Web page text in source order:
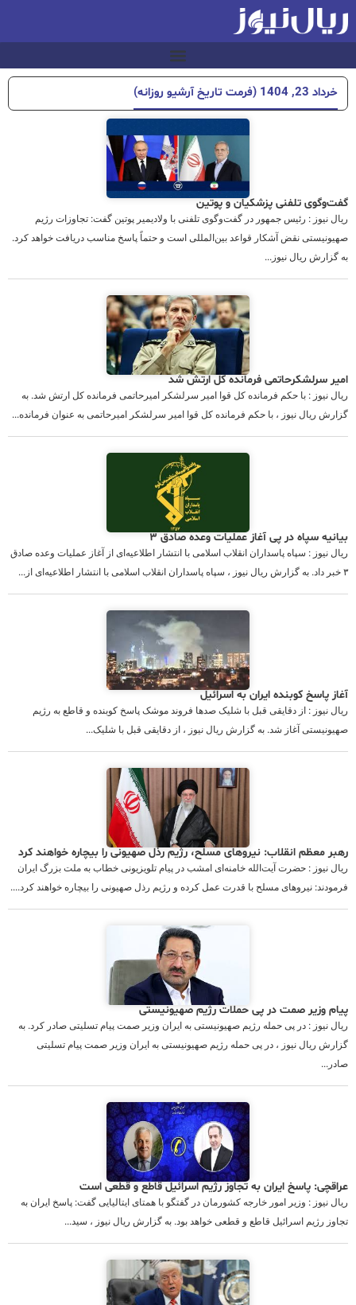
خرداد 23, 1404 (فرمت تاریخ آرشیو روزانه)
گفت‌وگوی تلفنی پزشکیان و پوتین
ریال نیوز : رئیس جمهور در گفت‌وگوی تلفنی با ولادیمیر پوتین گفت: تجاوزات رژیم
صهیونیستی نقض آشکار قواعد بین‌المللی است و حتماً پاسخ مناسب دریافت خواهد کرد.
به گزارش ریال نیوز...
امیر سرلشکرحاتمی فرمانده کل ارتش شد
ریال نیوز : با حکم فرمانده کل قوا امیر سرلشکر امیرحاتمی فرمانده کل ارتش شد. به
گزارش ریال نیوز ، با حکم فرمانده کل قوا امیر سرلشکر امیرحاتمی به عنوان فرمانده...
بیانیه سپاه در پی آغاز عملیات وعده صادق ۳
ریال نیوز : سپاه پاسداران انقلاب اسلامی با انتشار اطلاعیه‌ای از آغاز عملیات وعده صادق
۳ خبر داد. به گزارش ریال نیوز ، سپاه پاسداران انقلاب اسلامی با انتشار اطلاعیه‌ای از...
آغاز پاسخ کوبنده ایران به اسرائیل
ریال نیوز : از دقایقی قبل با شلیک صدها فروند موشک پاسخ کوبنده و قاطع به رژیم
صهیونیستی آغاز شد. به گزارش ریال نیوز ، از دقایقی قبل با شلیک...
رهبر معظم انقلاب: نیروهای مسلح، رژیم رذل صهیونی را بیچاره خواهند کرد
ریال نیوز : حضرت آیت‌الله خامنه‌ای امشب در پیام تلویزیونی خطاب به ملت بزرگ ایران
فرمودند: نیروهای مسلح با قدرت عمل کرده و رژیم رذل صهیونی را بیچاره خواهند کرد....
پیام وزیر صمت در پی حملات رژیم صهیونیستی
ریال نیوز : در پی حمله رژیم صهیونیستی به ایران وزیر صمت پیام تسلیتی صادر کرد. به
گزارش ریال نیوز ، در پی حمله رژیم صهیونیستی به ایران وزیر صمت پیام تسلیتی
صادر...
عراقچی: پاسخ ایران به تجاوز رژیم اسرائیل قاطع و قطعی است
ریال نیوز : وزیر امور خارجه کشورمان در گفتگو با همتای ایتالیایی گفت: پاسخ ایران به
تجاوز رژیم اسرائیل قاطع و قطعی خواهد بود. به گزارش ریال نیوز ، سید...